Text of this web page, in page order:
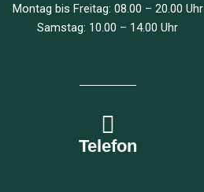
Montag bis Freitag: 08.00 – 20.00 Uhr
Samstag: 10.00 – 14.00 Uhr
Telefon